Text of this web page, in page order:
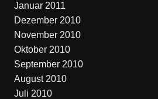
Januar 2011
Dezember 2010
November 2010
Oktober 2010
September 2010
August 2010
Juli 2010